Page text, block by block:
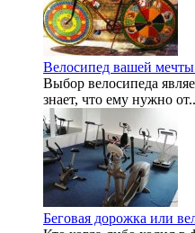
Велосипед вашей
Выбор велосипеда
знает, что ему нужно
Беговая дорожка или